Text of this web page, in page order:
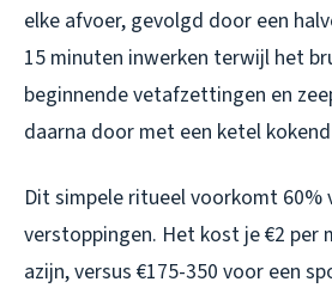
elke afvoer, gevolgd door een
15 minuten inwerken terwijl het
beginnende vetafzettingen en
daarna door met een ketel
Dit simpele ritueel voorkomt 60%
verstoppingen. Het kost je €2 per
azijn, versus €175-350 voor een